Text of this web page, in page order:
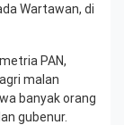
Wartawan, di
PAN,
malan
banyak orang
gubenur.